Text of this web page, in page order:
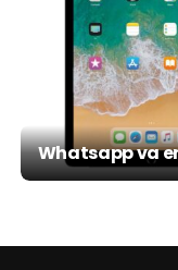
Whatsapp va